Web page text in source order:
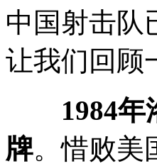
中国射击队
让我们回顾
1984
牌。惜败美